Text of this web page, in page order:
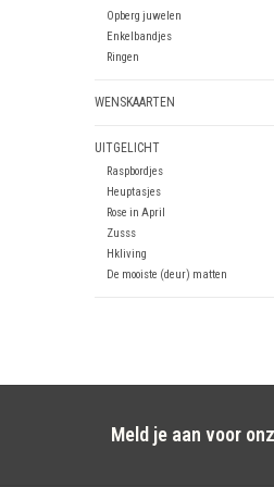
Opberg juwelen
Enkelbandjes
Ringen
WENSKAARTEN
UITGELICHT
Raspbordjes
Heuptasjes
Rose in April
Zusss
Hkliving
De mooiste (deur) matten
Meld je aan voor